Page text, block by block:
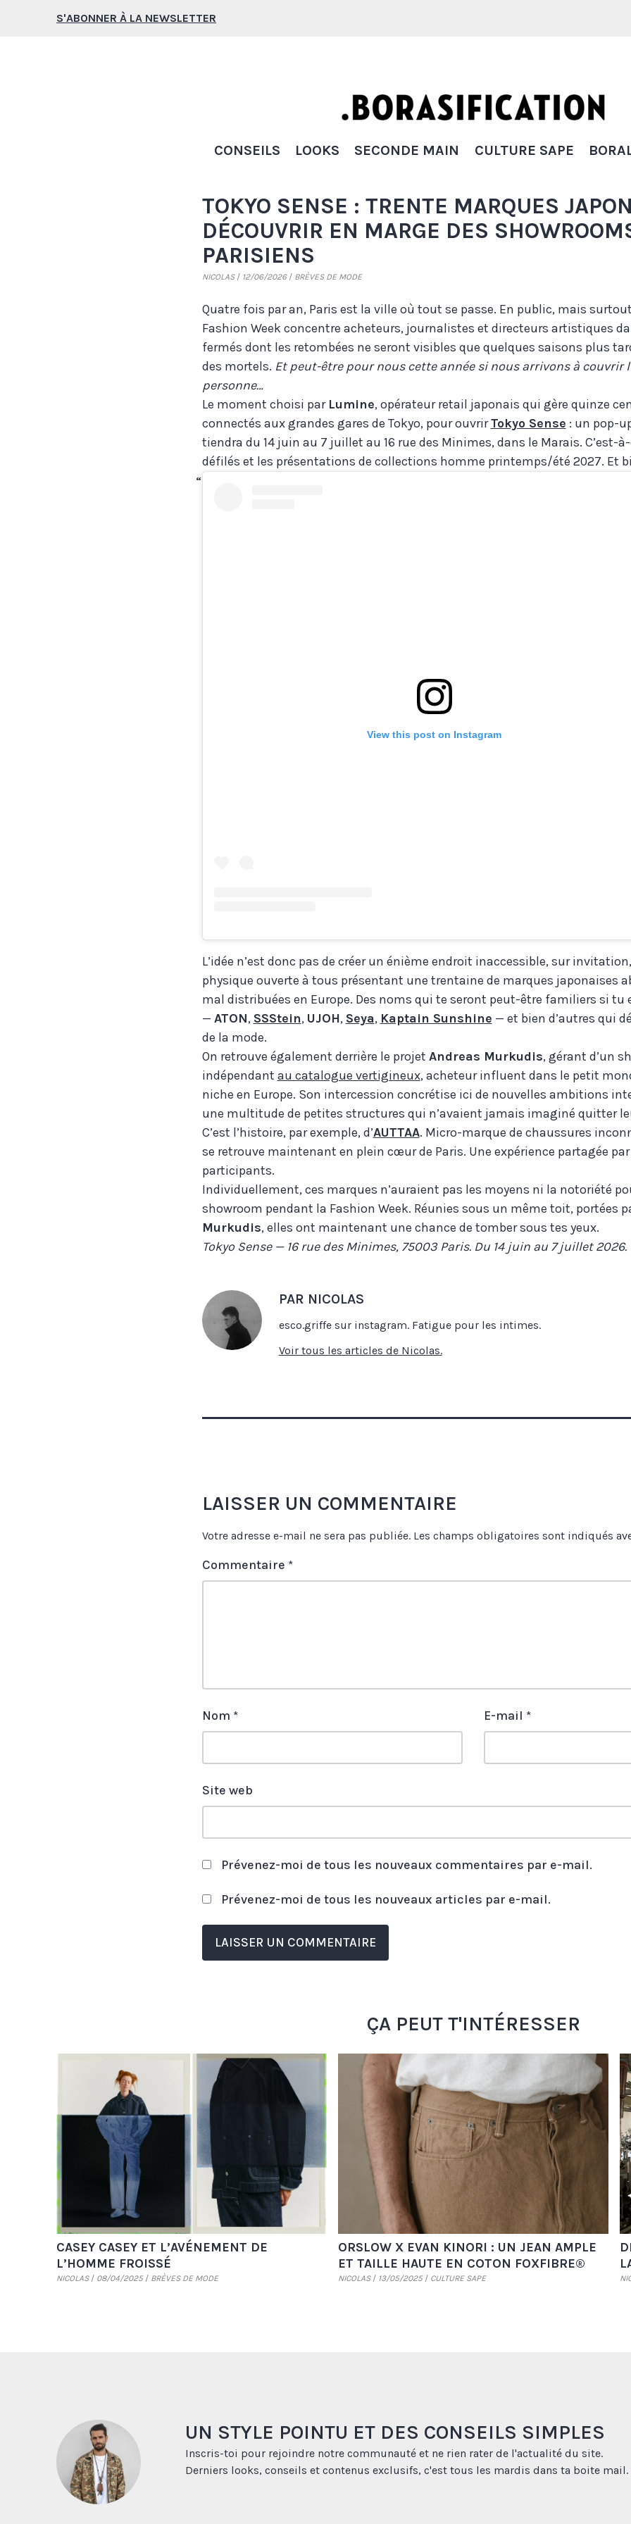
S'ABONNER À LA NEWSLETTER
Borasification
CONSEILS LOOKS SECONDE MAIN CULTURE SAPE
TOKYO SENSE : TRENTE MARQUES
DÉCOUVRIR EN MARGE DES
PARISIENS
NICOLAS 12/06/2026 BRÈVES DE MODE
Quatre fois par an, Paris est la ville où tout se passe. En public, mais
Fashion Week concentre acheteurs, journalistes et directeurs artistiques
fermés dont les retombées ne seront visibles que quelques saisons plus
des mortels. Et peut-être pour nous cette année si nous arrivons à couvrir
personne…
Le moment choisi par Lumine, opérateur retail japonais qui gère quinze
connectés aux grandes gares de Tokyo, pour ouvrirTokyo Sense : un pop-
tiendra du 14 juin au 7 juillet au 16 rue des Minimes, dans le Marais. C’est-
défilés et les présentations de collections homme printemps/été 2027. Et
View this post on Instagram
L’idée n’est donc pas de créer un énième endroit inaccessible, sur
physique ouverte à tous présentant une trentaine de marques japonaises
mal distribuées en Europe. Des noms qui te seront peut-être familiers si tu
— ATON, SSStein, UJOH, Seya, Kaptain Sunshine — et bien d’autres qui
de la mode.
On retrouve également derrière le projet Andreas Murkudis, gérant d’un
indépendant au catalogue vertigineux, acheteur influent dans le petit
niche en Europe. Son intercession concrétise ici de nouvelles ambitions
une multitude de petites structures qui n’avaient jamais imaginé quitter
C’est l’histoire, par exemple, d’AUTTAA. Micro-marque de chaussures
se retrouve maintenant en plein cœur de Paris. Une expérience partagée
participants.
Individuellement, ces marques n’auraient pas les moyens ni la notoriété
showroom pendant la Fashion Week. Réunies sous un même toit, portées
Murkudis, elles ont maintenant une chance de tomber sous tes yeux.
Tokyo Sense — 16 rue des Minimes, 75003 Paris. Du 14 juin au 7 juillet 2026.
PAR NICOLAS
esco.griffe sur instagram. Fatigue pour les intimes.
Voir tous les articles de Nicolas.
LAISSER UN COMMENTAIRE
Votre adresse e-mail ne sera pas publiée. Les champs obligatoires sont indiqués
Commentaire *
Nom * E-mail *
Site web
Prévenez-moi de tous les nouveaux commentaires par e-mail.
Prévenez-moi de tous les nouveaux articles par e-mail.
ÇA PEUT T'INTÉRESSER
CASEY CASEY ET L’AVÉNEMENT DE
L’HOMME FROISSÉ
NICOLAS 08/04/2025 BRÈVES DE MODE
ORSLOW X EVAN KINORI : UN JEAN AMPLE
ET TAILLE HAUTE EN COTON FOXFIBRE®
NICOLAS 13/05/2025 CULTURE SAPE
UN STYLE POINTU ET DES CONSEILS SIMPLES
Inscris-toi pour rejoindre notre communauté et ne rien rater de l'actualité du site.
Derniers looks, conseils et contenus exclusifs, c'est tous les mardis dans ta boite mail.